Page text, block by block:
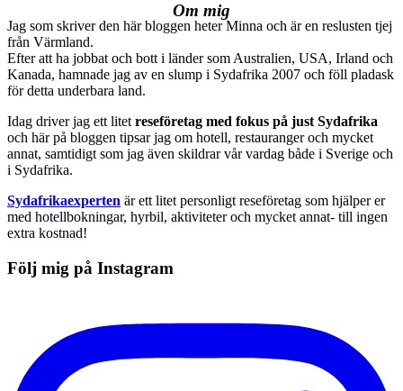
Om mig
Jag som skriver den här bloggen heter Minna och är en reslusten tjej
från Värmland.
Efter att ha jobbat och bott i länder som Australien, USA, Irland och
Kanada, hamnade jag av en slump i Sydafrika 2007 och föll pladask
för detta underbara land.
Idag driver jag ett litet reseföretag med fokus på just Sydafrika
och här på bloggen tipsar jag om hotell, restauranger och mycket
annat, samtidigt som jag även skildrar vår vardag både i Sverige och
i Sydafrika.
Sydafrikaexperten är ett litet personligt reseföretag som hjälper er
med hotellbokningar, hyrbil, aktiviteter och mycket annat- till ingen
extra kostnad!
Följ mig på Instagram